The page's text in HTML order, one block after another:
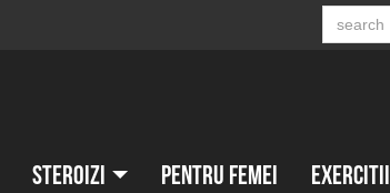
Steroizi Pentru femei Exercitii